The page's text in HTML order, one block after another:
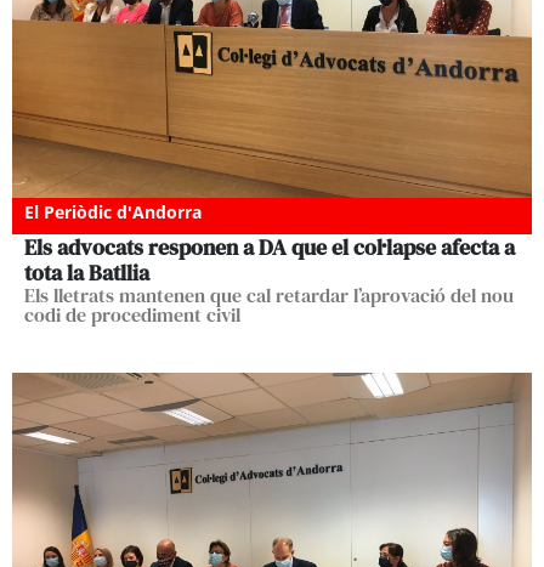
El Periòdic d'Andorra
Els advocats responen a DA que el col·lapse afecta a
tota la Batllia
Els lletrats mantenen que cal retardar l’aprovació del nou
codi de procediment civil